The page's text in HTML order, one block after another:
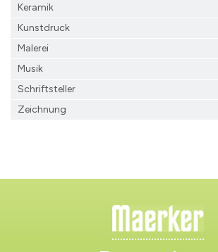
Keramik
Kunstdruck
Malerei
Musik
Schriftsteller
Zeichnung